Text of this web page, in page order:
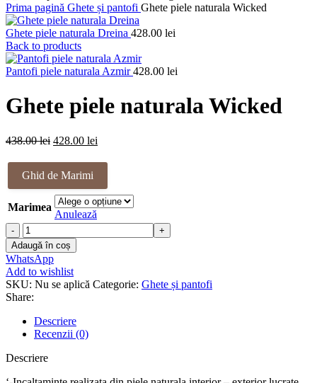
Prima pagină Ghete și pantofi Ghete piele naturala Wicked
Ghete piele naturala Dreina 428.00 lei
Back to products
Pantofi piele naturala Azmir428.00 lei
Ghete piele naturala Wicked
438.00lei Prețul
a
fost:
438.00 lei.
428.00 lei
este:
Ghid de Marimi
Marimea
Anulează
Cantitate
Ghete
piele
naturala
Wicked
Adaugă în coș
WhatsApp
Add to wishlist
SKU: Nu se aplică Categorie: Ghete și pantofi
Share:
Descriere
Recenzii (0)
Descriere